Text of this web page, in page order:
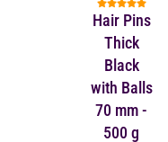
Hair Pins
Thick
Black
with Balls
70 mm -
500 g